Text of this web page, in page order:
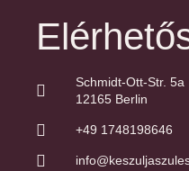
Schmidt-Ott-Str. 5a
12165 Berlin
+49 1748198646